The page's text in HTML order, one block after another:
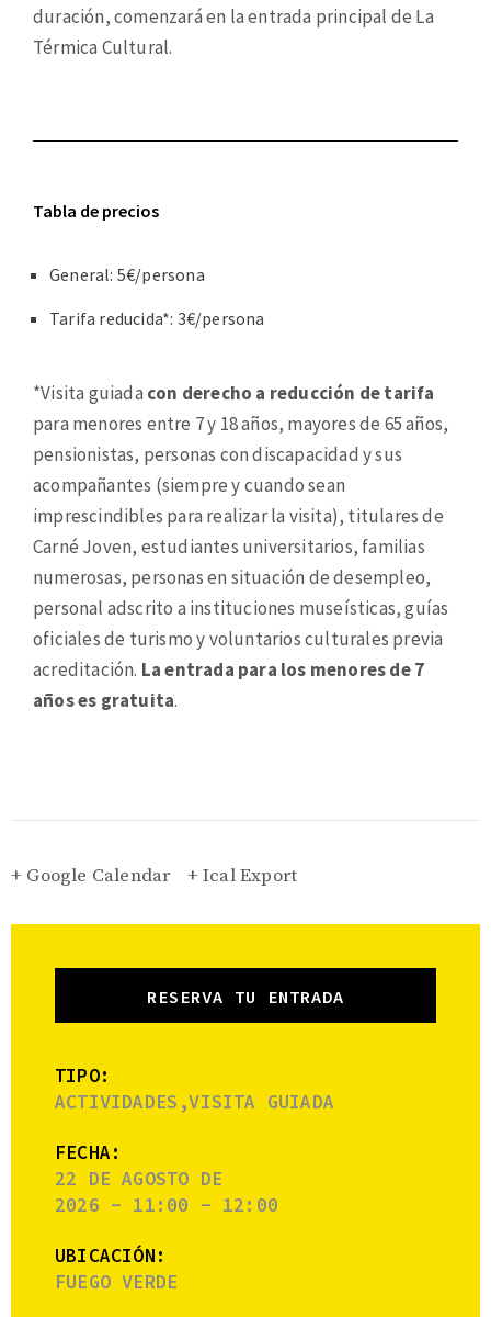
duración, comenzará en la entrada principal de La
Térmica Cultural.
Tabla de precios
General: 5€/persona
Tarifa reducida*: 3€/persona
*Visita guiada con derecho a reducción de tarifa
para menores entre 7 y 18 años, mayores de 65 años,
pensionistas, personas con discapacidad y sus
acompañantes (siempre y cuando sean
imprescindibles para realizar la visita), titulares de
Carné Joven, estudiantes universitarios, familias
numerosas, personas en situación de desempleo,
personal adscrito a instituciones museísticas, guías
oficiales de turismo y voluntarios culturales previa
acreditación. La entrada para los menores de 7
años es gratuita.
+ Google Calendar + Ical Export
RESERVA TU ENTRADA
TIPO:
ACTIVIDADES,VISITA GUIADA
FECHA:
22 DE AGOSTO DE
2026 - 11:00 - 12:00
UBICACIÓN:
FUEGO VERDE